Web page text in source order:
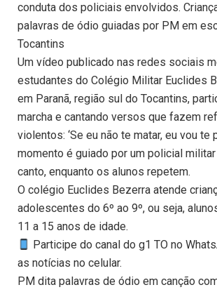
conduta dos policiais envolvidos.
palavras de ódio guiadas por PM em
Tocantins
Um vídeo publicado nas redes sociais
estudantes do Colégio Militar Euclides
em Paranã, região sul do Tocantins,
marcha e cantando versos que fazem
violentos: ‘Se eu não te matar, eu vou te
momento é guiado por um policial
canto, enquanto os alunos repetem.
O colégio Euclides Bezerra atende
adolescentes do 6º ao 9º, ou seja,
11 a 15 anos de idade.
Participe do canal do g1 TO no
as notícias no celular.
PM dita palavras de ódio em canção